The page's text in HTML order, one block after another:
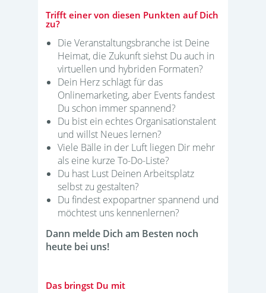
Trifft einer von diesen Punkten auf Dich
zu?
Die Veranstaltungsbranche ist Deine
Heimat, die Zukunft siehst Du auch in
virtuellen und hybriden Formaten?
Dein Herz schlägt für das
Onlinemarketing, aber Events fandest
Du schon immer spannend?
Du bist ein echtes Organisationstalent
und willst Neues lernen?
Viele Bälle in der Luft liegen Dir mehr
als eine kurze To-Do-Liste?
Du hast Lust Deinen Arbeitsplatz
selbst zu gestalten?
Du findest expopartner spannend und
möchtest uns kennenlernen?
Dann melde Dich am Besten noch
heute bei uns!
Das bringst Du mit